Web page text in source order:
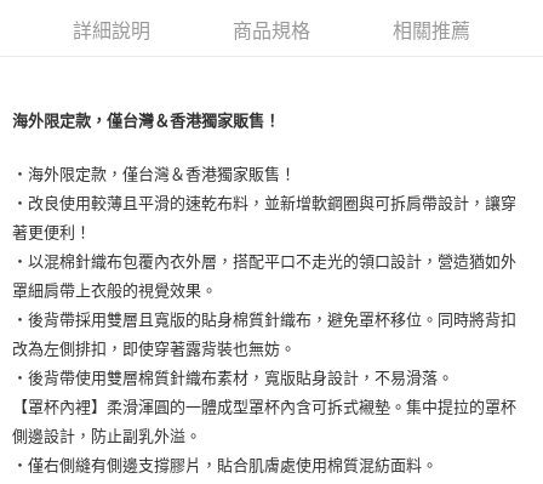
每筆NT$80，滿NT$1,500(含以上)免運費
每筆NT$100，滿NT$1,500(含以上)免運費
離島宅配
每筆NT$200，滿NT$1,500(含以上)免運費
詳細說明 商品規格 相關推薦
海外限定款，僅台灣＆香港獨家販售！
・海外限定款，僅台灣＆香港獨家販售！
・改良使用較薄且平滑的速乾布料，並新增軟鋼圈與可拆肩帶設計，讓穿
著更便利！
・以混棉針織布包覆內衣外層，搭配平口不走光的領口設計，營造猶如外
罩細肩帶上衣般的視覺效果。
・後背帶採用雙層且寬版的貼身棉質針織布，避免罩杯移位。同時將背扣
改為左側排扣，即使穿著露背裝也無妨。
・後背帶使用雙層棉質針織布素材，寬版貼身設計，不易滑落。
【罩杯內裡】柔滑渾圓的一體成型罩杯內含可拆式襯墊。集中提拉的罩杯
側邊設計，防止副乳外溢。
・僅右側縫有側邊支撐膠片，貼合肌膚處使用棉質混紡面料。